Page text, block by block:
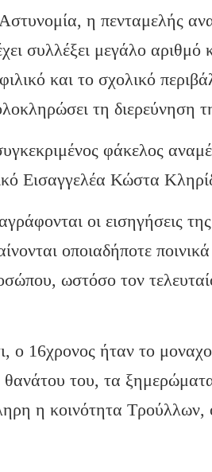
η πενταμελής
συλλέξει μεγάλο
και το σχολικό
τη διερεύνηση
φάκελος
Εισαγγελέα Κώστα
οι εισηγήσεις
οποιαδήποτε
ωστόσο τον
ο 16χρονος ήταν το
του, τα
η κοινότητα Τρούλλων,